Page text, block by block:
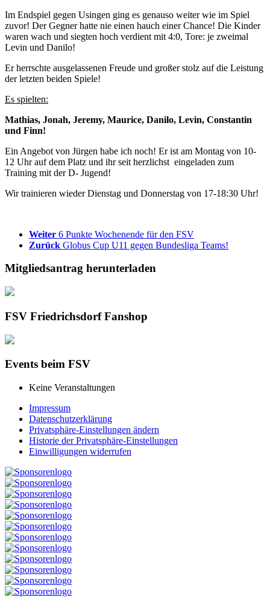
Im Endspiel gegen Usingen ging es genauso weiter wie im Spiel
zuvor! Der Gegner hatte nie einen hauch einer Chance! Die Kinder
waren wach und siegten hoch verdient mit 4:0, Tore: je zweimal
Levin und Danilo!
Er herrschte ausgelassenen Freude und großer stolz auf die Leistung
der letzten beiden Spiele!
Es spielten:
Mathias, Jonah, Jeremy, Maurice, Danilo, Levin, Constantin
und Finn!
Ein Angebot von Jürgen habe ich noch! Er ist am Montag von 10-
12 Uhr auf dem Platz und ihr seit herzlichst eingeladen zum
Training mit der D- Jugend!
Wir trainieren wieder Dienstag und Donnerstag von 17-18:30 Uhr!
Weiter 6 Punkte Wochenende für den FSV
Zurück Globus Cup U11 gegen Bundesliga Teams!
Mitgliedsantrag herunterladen
FSV Friedrichsdorf Fanshop
Events beim FSV
Keine Veranstaltungen
Impressum
Datenschutzerklärung
Privatsphäre-Einstellungen ändern
Historie der Privatsphäre-Einstellungen
Einwilligungen widerrufen